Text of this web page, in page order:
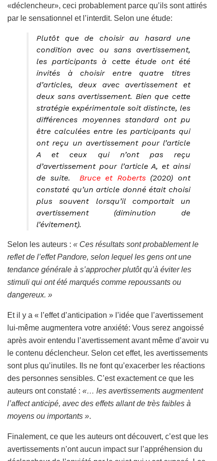
«déclencheur», ceci probablement parce qu’ils sont attirés
par le sensationnel et l’interdit. Selon une étude:
Plutôt que de choisir au hasard une
condition avec ou sans avertissement,
les participants à cette étude ont été
invités à choisir entre quatre titres
d’articles, deux avec avertissement et
deux sans avertissement. Bien que cette
stratégie expérimentale soit distincte, les
différences moyennes standard ont pu
être calculées entre les participants qui
ont reçu un avertissement pour l’article
A et ceux qui n’ont pas reçu
d’avertissement pour l’article A, et ainsi
de suite. Bruce et Roberts(2020) ont
constaté qu’un article donné était choisi
plus souvent lorsqu’il comportait un
avertissement (diminution de
l’évitement).
Selon les auteurs : « Ces résultats sont probablement le
reflet de l’effet Pandore, selon lequel les gens ont une
tendance générale à s’approcher plutôt qu’à éviter les
stimuli qui ont été marqués comme repoussants ou
dangereux. »
Et il y a « l’effet d’anticipation » l’idée que l’avertissement
lui-même augmentera votre anxiété: Vous serez angoissé
après avoir entendu l’avertissement avant même d’avoir vu
le contenu déclencheur. Selon cet effet, les avertissements
sont plus qu’inutiles. Ils ne font qu’exacerber les réactions
des personnes sensibles. C’est exactement ce que les
auteurs ont constaté : «… les avertissements augmentent
l’affect anticipé, avec des effets allant de très faibles à
moyens ou importants ».
Finalement, ce que les auteurs ont découvert, c’est que les
avertissements n’ont aucun impact sur l’appréhension du